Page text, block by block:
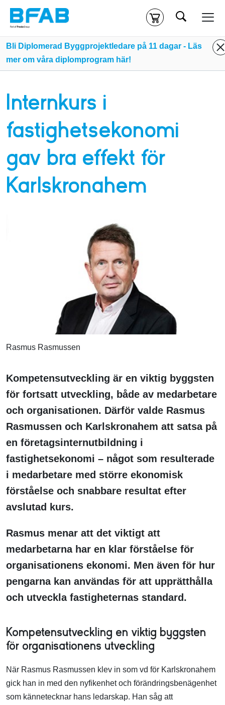
Kassa
Klickahär för att komma till alla tillgängliga onlinekurser.
Sök
Bli Diplomerad Byggprojektledare på 11 dagar - Läs
mer om våra diplomprogram här!
Internkurs i
fastighetsekonomi
gav bra effekt för
Karlskronahem
Rasmus Rasmussen
Kompetensutveckling är en viktig byggsten
för fortsatt utveckling, både av medarbetare
och organisationen. Därför valde Rasmus
Rasmussen och Karlskronahem att satsa på
en företagsinternutbildning i
fastighetsekonomi – något som resulterade
i medarbetare med större ekonomisk
förståelse och snabbare resultat efter
avslutad kurs.
Rasmus menar att det viktigt att
medarbetarna har en klar förståelse för
organisationens ekonomi. Men även för hur
pengarna kan användas för att upprätthåll a
och utveckl afastigheternas standard.
Kompetensutveckling en viktig byggsten
för organisationens utveckling
När Rasmus Rasmussen klev in som vd för Karlskronahem
gick han in med den nyfikenhet och förändringsbenägenhet
som kännetecknar hans ledarskap. Han såg att